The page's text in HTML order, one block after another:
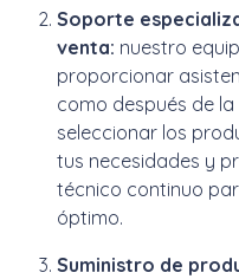
Soporte
venta: nuestro
proporcionar
como después de
seleccionar los
tus necesidades y
técnico continuo
óptimo.
Suministro de